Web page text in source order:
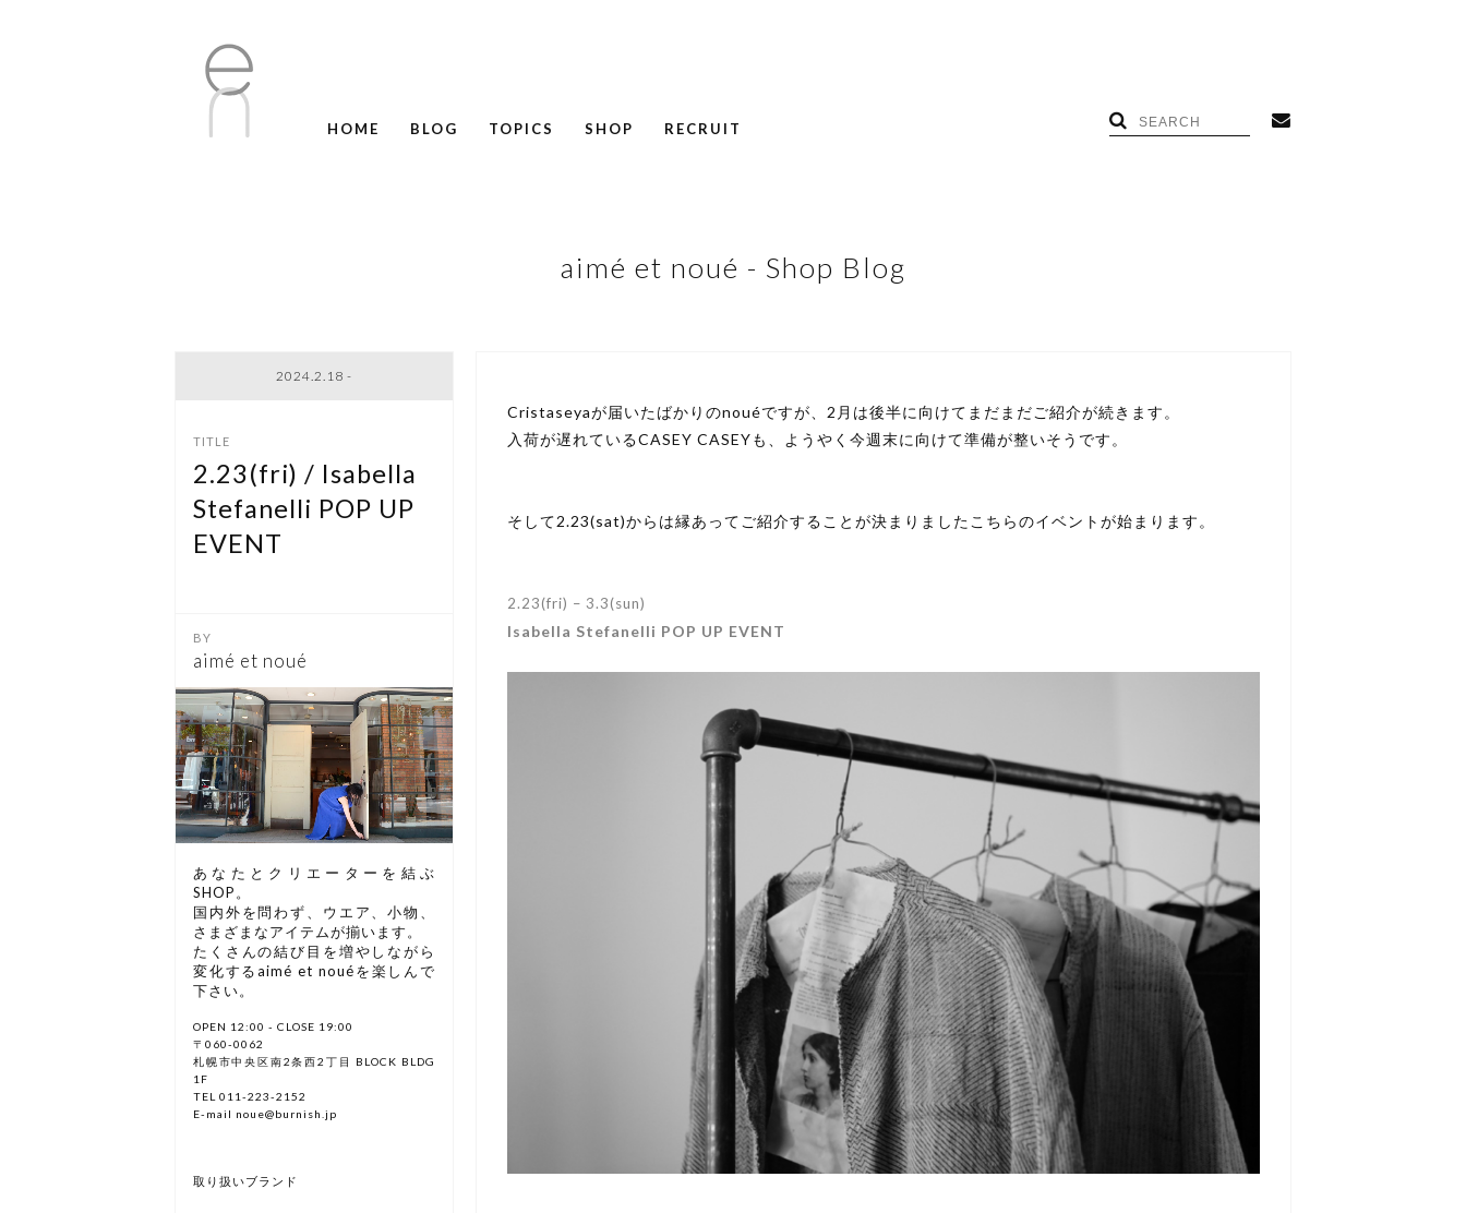
HOME BLOG
TOPICS
SHOP RECRUIT
aimé et noué - Shop Blog
2024.2.18 -
2.23(fri) / Isabella
Stefanelli POP UP
EVENT
Cristaseyaが届いたばかりのnouéですが、2月は後半に向けてまだまだご紹介が続きます。
入荷が遅れているCASEY CASEYも、ようやく今週末に向けて準備が整いそうです。
そして2.23(sat)からは縁あってご紹介することが決まりましたこちらのイベントが始まります。
2.23(fri) – 3.3(sun)
Isabella Stefanelli POP UP EVENT
aimé et noué
あなたとクリエーターを結ぶ
SHOP。
国内外を問わず、ウエア、小物、
さまざまなアイテムが揃います。
たくさんの結び目を増やしながら
変化するaimé et nouéを楽しんで
下さい。
OPEN 12:00 - CLOSE 19:00
〒060-0062
札幌市中央区南2条西2丁目 BLOCK BLDG
1F
TEL 011-223-2152
E-mail noue@burnish.jp
取り扱いブランド